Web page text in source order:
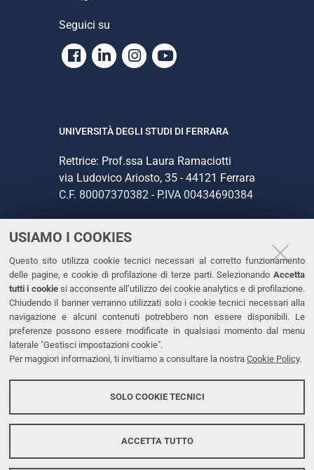
USIAMO I COOKIES
Questo sito utilizza cookie tecnici necessari al corretto funzionamento
delle pagine, e cookie di profilazione di terze parti. Selezionando Accetta
tutti i cookiesi acconsente all’utilizzo dei cookie analytics e di profilazione.
Chiudendo il banner verranno utilizzati solo i cookie tecnici necessari alla
navigazione e alcuni contenuti potrebbero non essere disponibili. Le
preferenze possono essere modificate in qualsiasi momento dal menu
laterale "Gestisci impostazioni cookie".
Per maggiori informazioni, ti invitiamo a consultare la nostra Cookie Policy.
SOLO COOKIE TECNICI
ACCETTA TUTTO
Seguici su
Facebook
LinkedinInstagram
Youtube
UNIVERSITÀ DEGLI STUDI DI FERRARA
Rettrice: Prof.ssa Laura Ramaciotti
via Ludovico Ariosto, 35 - 44121 Ferrara
C.F. 80007370382 - P.IVA 00434690384
CONTATTI
Tel. +39 0532 293111
Fax. +39 0532 293031
PEC
LINKS
Dichiarazione di accessibilità
Protezione dati personali